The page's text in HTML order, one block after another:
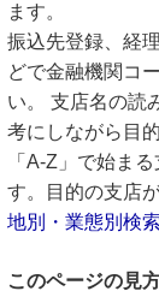
ます。
振込先登録、経
どで金融機関コ
い。 支店名の読
考にしながら目
「A-Z」で始ま
す。目的の支店
地別・業態別検索
このページの見